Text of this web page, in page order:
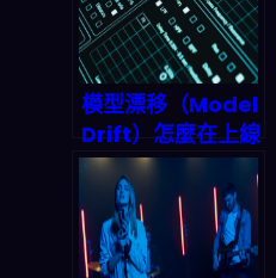
模型漂移（Model
Drift）怎麼在上線
後「偷偷降級」？
2026 可觀測性堆
栈與自動重訓完整
解法